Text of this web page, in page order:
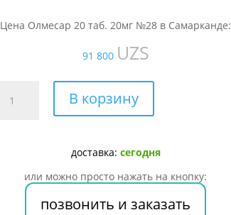
Цена Олмесар 20 таб. 20мг №28 в Самарканде:
91 800 UZS
товара
В корзину
доставка: сегодня
или можно просто нажать на кнопку:
позвонить и заказать